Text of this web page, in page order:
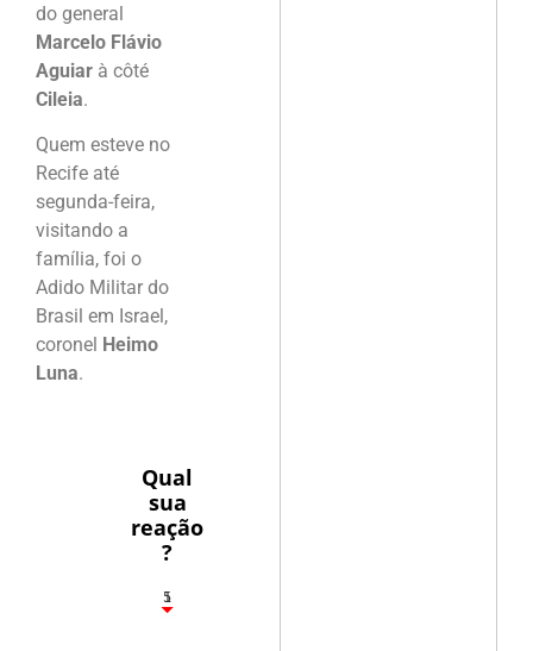
do general
Marcelo Flávio
Aguiar à côté
Cileia.
Quem esteve no
Recife até
segunda-feira,
visitando a
família, foi o
Adido Militar do
Brasil em Israel,
coronel Heimo
Luna.
Qual
sua
reação
?
1
5